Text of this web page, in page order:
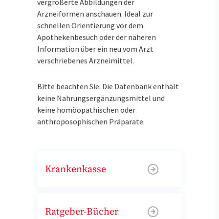
Arzneiformen anschauen. Ideal zur
schnellen Orientierung vor dem
Apothekenbesuch oder der näheren
Information über ein neu vom Arzt
verschriebenes Arzneimittel.
Bitte beachten Sie: Die Datenbank enthält
keine Nahrungsergänzungsmittel und
keine homöopathischen oder
anthroposophischen Präparate.
Krankenkasse
Ratgeber-Bücher